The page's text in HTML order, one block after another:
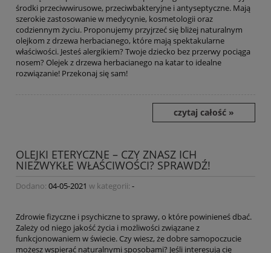
środki przeciwwirusowe, przeciwbakteryjne i antyseptyczne. Mają
szerokie zastosowanie w medycynie, kosmetologii oraz
codziennym życiu. Proponujemy przyjrzeć się bliżej naturalnym
olejkom z drzewa herbacianego, które mają spektakularne
właściwości. Jesteś alergikiem? Twoje dziecko bez przerwy pociąga
nosem? Olejek z drzewa herbacianego na katar to idealne
rozwiązanie! Przekonaj się sam!
czytaj całość »
OLEJKI ETERYCZNE – CZY ZNASZ ICH
NIEZWYKŁE WŁAŚCIWOŚCI? SPRAWDŹ!
Dodano: 04-05-2021 w kategorii: -
Zdrowie fizyczne i psychiczne to sprawy, o które powinieneś dbać.
Zależy od niego jakość życia i możliwości związane z
funkcjonowaniem w świecie. Czy wiesz, że dobre samopoczucie
możesz wspierać naturalnymi sposobami? Jeśli interesują cię